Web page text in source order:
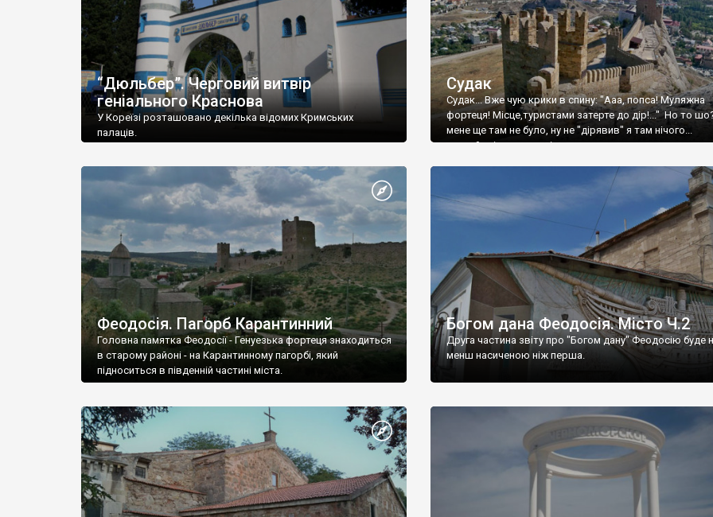
“Дюльбер”. Черговий витвір
геніального Краснова
У Кореїзі розташовано декілька відомих Кримських
палаців.
Судак
Судак... Вже чую крики в спину: "Ааа, попса! Муляжна
фортеця! Місце,туристами затерте до дір!..." Но то
мене ще там не було, ну не "дірявив" я там нічого...
принаймні до цього літа.
Феодосія. Пагорб Карантинний
Головна памятка Феодосії - Генуезька фортеця знаходиться
в старому районі - на Карантинному пагорбі, який
підноситься в південній частині міста.
Богом дана Феодосія. Місто Ч.2
Друга частина звіту про "Богом дану" Феодосію буде
менш насиченою ніж перша.